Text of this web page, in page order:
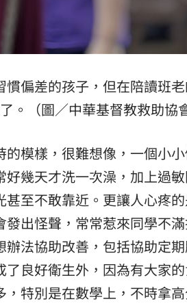
偏差的孩子，但在陪讀班
。（圖／中華基督教救助協
的模樣，很難想像，一個小
好幾天才洗一次澡，加上過
甚至不敢靠近。更讓人心疼
出怪聲，常常惹來同學不
法協助改善，包括協助定
良好衛生外，因為有大家
特別是在數學上，不時拿